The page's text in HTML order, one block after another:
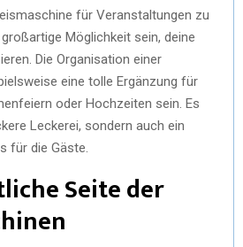
für Veranstaltungen zu
Möglichkeit sein, deine
Die Organisation einer
eine tolle Ergänzung für
oder Hochzeiten sein. Es
Leckerei, sondern auch ein
für die Gäste.
Seite der